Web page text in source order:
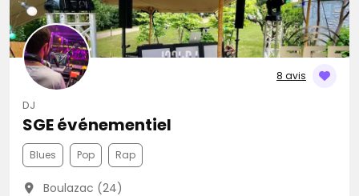
8 avis
DJ
SGE événementiel
Blues Pop Rap
Boulazac (24)